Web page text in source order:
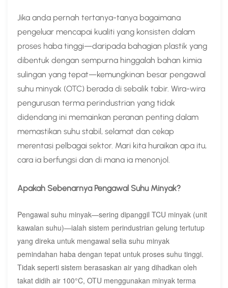
Jika anda pernah tertanya-tanya bagaimana
pengeluar mencapai kualiti yang konsisten dalam
proses haba tinggi—daripada bahagian plastik yang
dibentuk dengan sempurna hinggalah bahan kimia
sulingan yang tepat—kemungkinan besar pengawal
suhu minyak (OTC) berada di sebalik tabir. Wira-wira
pengurusan terma perindustrian yang tidak
didendang ini memainkan peranan penting dalam
memastikan suhu stabil, selamat dan cekap
merentasi pelbagai sektor. Mari kita huraikan apa itu,
cara ia berfungsi dan di mana ia menonjol.
Apakah Sebenarnya Pengawal Suhu Minyak?
Pengawal suhu minyak—sering dipanggil TCU minyak (unit
kawalan suhu)—ialah sistem perindustrian gelung tertutup
yang direka untuk mengawal selia suhu minyak
pemindahan haba dengan tepat untuk proses suhu tinggi.
Tidak seperti sistem berasaskan air yang dihadkan oleh
takat didih air 100°C, OTU menggunakan minyak terma